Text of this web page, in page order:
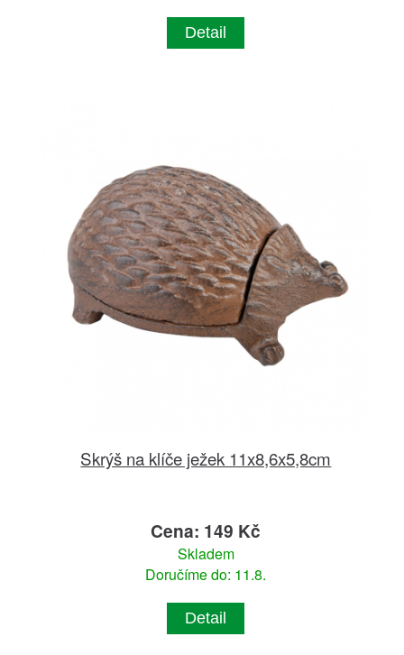
Detail
Skrýš na klíče ježek 11x8,6x5,8cm
Cena: 149 Kč
Skladem
Doručíme do: 11.8.
Detail